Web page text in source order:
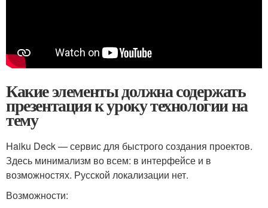
Какие элементы должна содержать
презентация к уроку технологии на
тему
Haiku Deck — сервис для быстрого создания проектов.
Здесь минимализм во всем: в интерфейсе и в
возможностях. Русской локализации нет.
Возможности: